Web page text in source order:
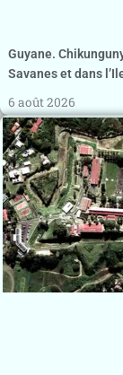
Guyane.
Savanes et dans
6 août 2026